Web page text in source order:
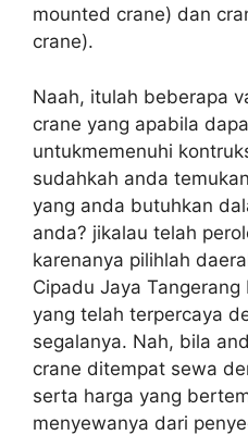
mounted crane) dan
crane).
Naah, itulah beberapa
crane yang apabila
untukmemenuhi
sudahkah anda
yang anda butuhkan
anda? jikalau telah
karenanya pilihlah
Cipadu Jaya
yang telah terpercaya
segalanya. Nah, bila
crane ditempat sewa
serta harga yang
menyewanya dari